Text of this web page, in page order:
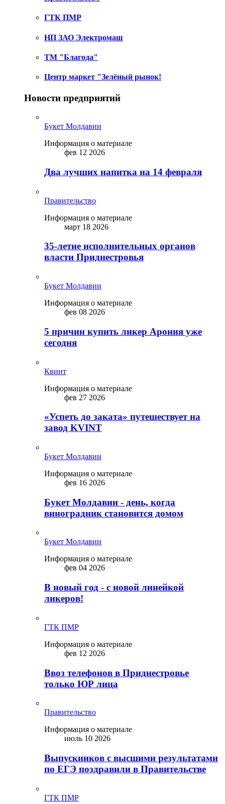
ГТК ПМР
НП ЗАО Электромаш
ТМ "Благода"
Центр маркет "Зелёный рынок!
Новости предприятий
Букет Молдавии
Информация о материале
фев 12 2026
Два лучших напитка на 14 февраля
Правительство
Информация о материале
март 18 2026
35-летие исполнительных органов
власти Приднестровья
Букет Молдавии
Информация о материале
фев 08 2026
5 причин купить ликep Арония уже
сегодня
Квинт
Информация о материале
фев 27 2026
«Успеть до заката» путешествует на
завод KVINT
Букет Молдавии
Информация о материале
фев 16 2026
Букет Молдавии - день, когда
виноградник становится домом
Букет Молдавии
Информация о материале
фев 04 2026
В новый год - с новой линейкой
ликepoв!
ГТК ПМР
Информация о материале
фев 12 2026
Ввоз телефонов в Приднестровье
только ЮР лица
Правительство
Информация о материале
июль 10 2026
Выпускников с высшими результатами
по ЕГЭ поздравили в Правительстве
ГТК ПМР